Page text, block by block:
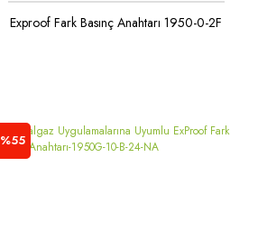
Exproof Fark Basınç Anahtarı 1950-0-2F
%55